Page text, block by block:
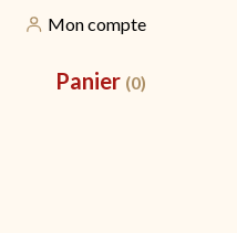
Mon compte
Panier (0)